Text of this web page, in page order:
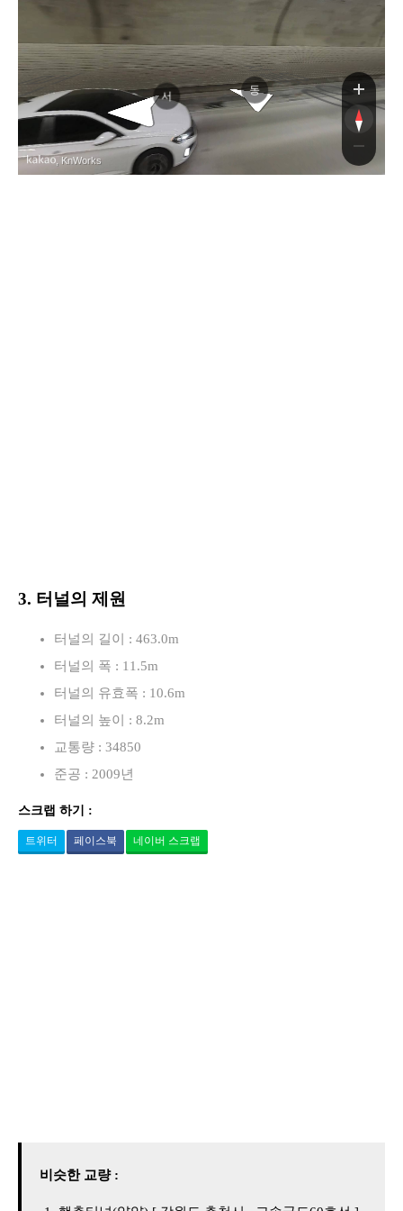
서울양양고속도로
서울양양고속도로
서 동
, KnWorks
3. 터널의 제원
터널의 길이 : 463.0m
터널의 폭 : 11.5m
터널의 유효폭 : 10.6m
터널의 높이 : 8.2m
교통량 : 34850
준공 : 2009년
스크랩 하기 :
트위터 페이스북 네이버 스크랩
비슷한 교량 :